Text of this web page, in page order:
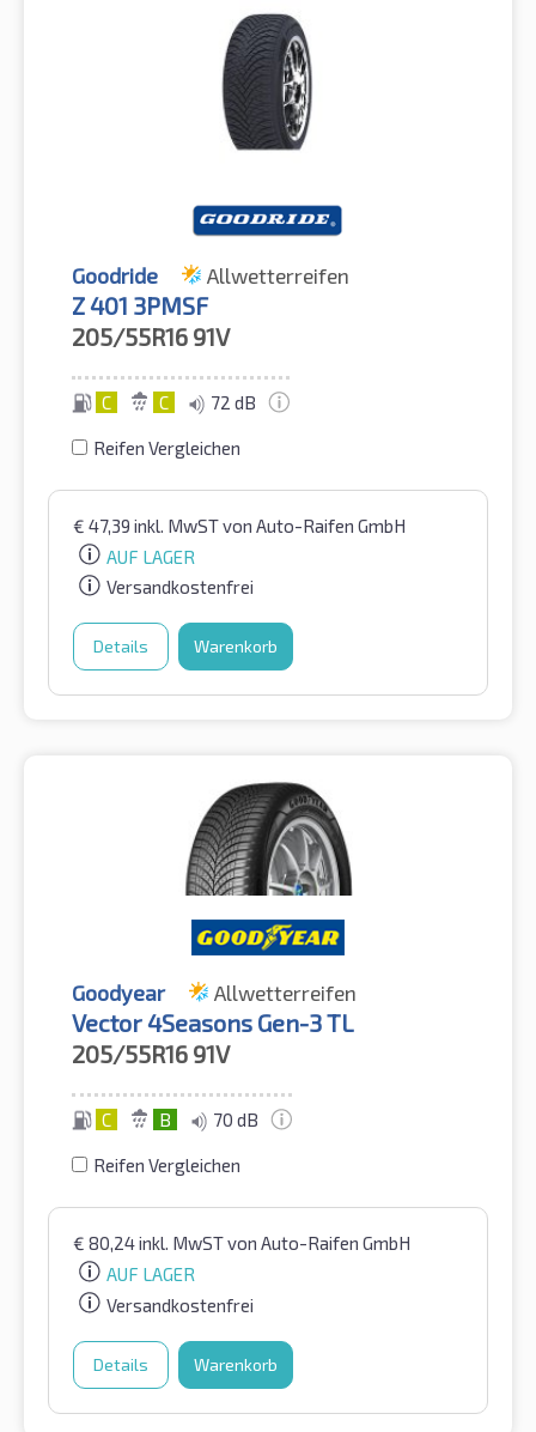
Goodride Allwetterreifen
Z 401 3PMSF
205/55R16 91V
C C 72 dB
Reifen Vergleichen
€ 47,39 inkl. MwSTvon Auto-Raifen GmbH
AUF LAGER
Versandkostenfrei
Details Warenkorb
Goodyear Allwetterreifen
Vector 4Seasons Gen-3 TL
205/55R16 91V
C B 70 dB
Reifen Vergleichen
€ 80,24inkl. MwSTvon Auto-Raifen GmbH
AUF LAGER
Versandkostenfrei
Details Warenkorb